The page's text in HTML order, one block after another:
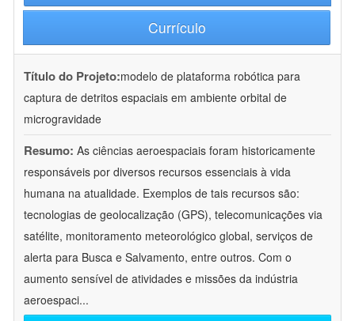
Currículo
Título do Projeto:modelo de plataforma robótica para
captura de detritos espaciais em ambiente orbital de
microgravidade
Resumo: As ciências aeroespaciais foram historicamente
responsáveis por diversos recursos essenciais à vida
humana na atualidade. Exemplos de tais recursos são:
tecnologias de geolocalização (GPS), telecomunicações via
satélite, monitoramento meteorológico global, serviços de
alerta para Busca e Salvamento, entre outros. Com o
aumento sensível de atividades e missões da indústria
aeroespaci...